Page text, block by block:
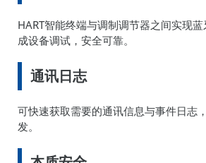
HART智能终端与调制调节器之间实现
成设备调试，安全可靠。
通讯日志
可快速获取需要的通讯信息与事件日志
发。